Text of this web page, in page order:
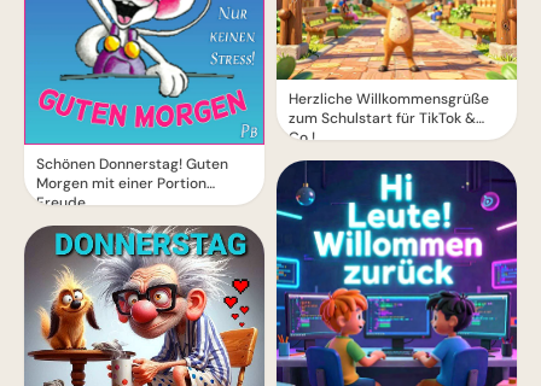
Schönen Donnerstag! Guten
Morgen mit einer Portion
Freude
Herzliche Willkommensgrüße
zum Schulstart für TikTok &
Co.!